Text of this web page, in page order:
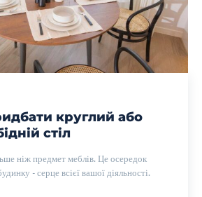
круглий або
стіл
ніж предмет меблів. Це осередок
- серце всієї вашої діяльності.